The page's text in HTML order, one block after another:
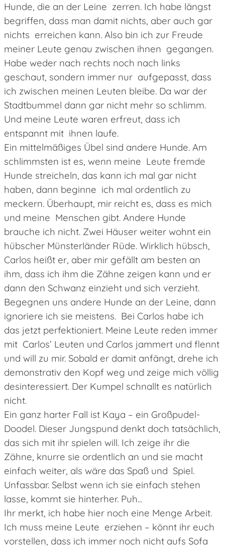
Hunde, die an der Leine zerren. Ich habe längst
begriffen, dass man damit nichts, aber auch gar
nichts erreichen kann. Also bin ich zur Freude
meiner Leute genau zwischen ihnen gegangen.
Habe weder nach rechts noch nach links
geschaut, sondern immer nur aufgepasst, dass
ich zwischen meinen Leuten bleibe. Da war der
Stadtbummel dann gar nicht mehr so schlimm.
Und meine Leute waren erfreut, dass ich
entspannt mit ihnen laufe.
Ein mittelmäßiges Übel sind andere Hunde. Am
schlimmsten ist es, wenn meine Leute fremde
Hunde streicheln, das kann ich mal gar nicht
haben, dann beginne ich mal ordentlich zu
meckern. Überhaupt, mir reicht es, dass es mich
und meine Menschen gibt. Andere Hunde
brauche ich nicht. Zwei Häuser weiter wohnt ein
hübscher Münsterländer Rüde. Wirklich hübsch,
Carlos heißt er, aber mir gefällt am besten an
ihm, dass ich ihm die Zähne zeigen kann und er
dann den Schwanz einzieht und sich verzieht.
Begegnen uns andere Hunde an der Leine, dann
ignoriere ich sie meistens. Bei Carlos habe ich
das jetzt perfektioniert. Meine Leute reden immer
mit Carlos’ Leuten und Carlos jammert und flennt
und will zu mir. Sobald er damit anfängt, drehe ich
demonstrativ den Kopf weg und zeige mich völlig
desinteressiert. Der Kumpel schnallt es natürlich
nicht.
Ein ganz harter Fall ist Kaya – ein Großpudel-
Doodel. Dieser Jungspund denkt doch tatsächlich,
das sich mit ihr spielen will. Ich zeige ihr die
Zähne, knurre sie ordentlich an und sie macht
einfach weiter, als wäre das Spaß und Spiel.
Unfassbar. Selbst wenn ich sie einfach stehen
lasse, kommt sie hinterher. Puh...
Ihr merkt, ich habe hier noch eine Menge Arbeit.
Ich muss meine Leute erziehen – könnt ihr euch
vorstellen, dass ich immer noch nicht aufs Sofa